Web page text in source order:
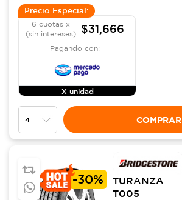
Precio Especial:
6 cuotas x
(sin intereses)
$31,666
Pagando con:
X unidad
COMPRAR
-30%
TURANZA
T005